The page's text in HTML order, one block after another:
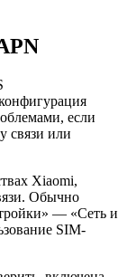
если
связи или
Xiaomi,
Обычно
— «Сеть и
SIM-